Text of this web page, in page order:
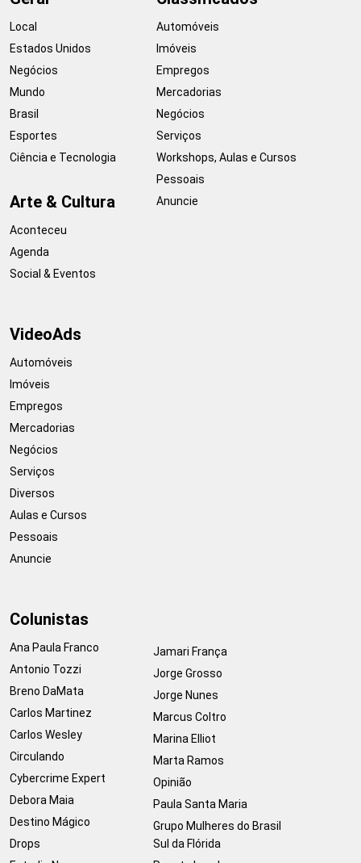
Local
Estados Unidos
Negócios
Mundo
Brasil
Esportes
Ciência e Tecnologia
Arte & Cultura
Aconteceu
Agenda
Social & Eventos
Automóveis
Imóveis
Empregos
Mercadorias
Negócios
Serviços
Workshops, Aulas e Cursos
Pessoais
Anuncie
VideoAds
Automóveis
Imóveis
Empregos
Mercadorias
Negócios
Serviços
Diversos
Aulas e Cursos
Pessoais
Anuncie
Colunistas
Ana Paula Franco
Antonio Tozzi
Breno DaMata
Carlos Martinez
Carlos Wesley
Circulando
Cybercrime Expert
Debora Maia
Destino Mágico
Drops
Jamari França
Jorge Grosso
Jorge Nunes
Marcus Coltro
Marina Elliot
Marta Ramos
Opinião
Paula Santa Maria
Grupo Mulheres do Brasil
Sul da Flórida